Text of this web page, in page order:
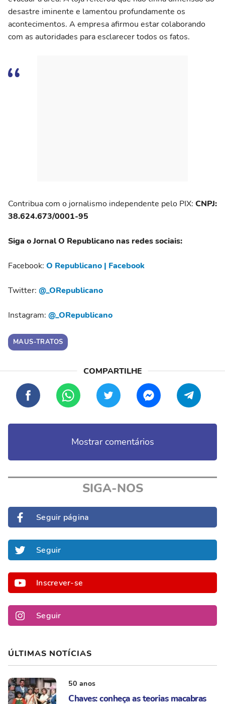
desastre iminente e lamentou profundamente os
acontecimentos. A empresa afirmou estar colaborando
com as autoridades para esclarecer todos os fatos.
Contribua com o jornalismo independente pelo PIX: CNPJ:
38.624.673/0001-95
Siga o Jornal O Republicano nas redes sociais:
Facebook: O Republicano | Facebook
Twitter: @_ORepublicano
Instagram: @_ORepublicano
MAUS-TRATOS
Mostrar comentários
SIGA-NOS
Seguir página
Seguir
Inscrever-se
Seguir
ÚLTIMAS NOTÍCIAS
50 anos
Chaves: conheça as teorias macabras